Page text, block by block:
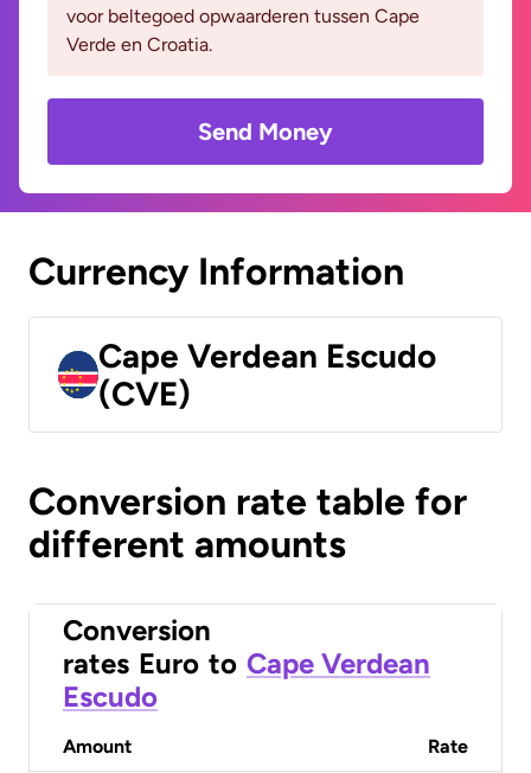
voor beltegoed opwaarderen tussen Cape
Verde en Croatia.
Send Money
Currency Information
Cape Verdean Escudo
(CVE)
Conversion rate table for
different amounts
Conversion
rates Euro to Cape Verdean
Escudo
Amount Rate